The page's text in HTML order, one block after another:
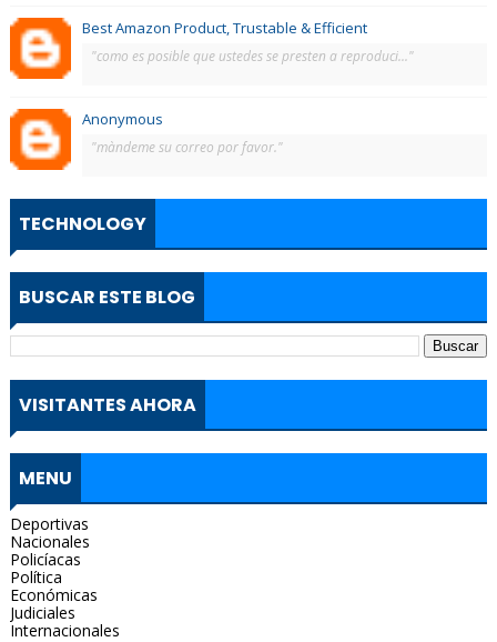
Best Amazon Product, Trustable & Efficient
"como es posible que ustedes se presten a reproduci..."
Anonymous
"màndeme su correo por favor."
TECHNOLOGY
BUSCAR ESTE BLOG
VISITANTES AHORA
MENU
Deportivas
Nacionales
Policíacas
Política
Económicas
Judiciales
Internacionales